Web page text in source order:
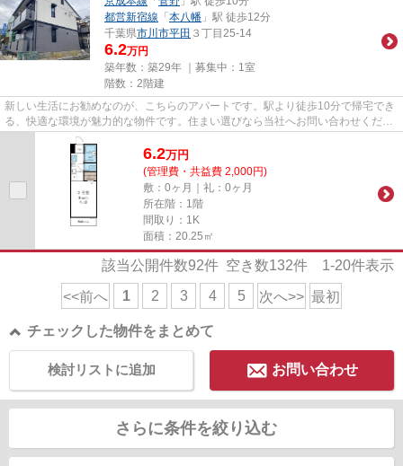
都営新宿線 「 本八幡 」駅 徒歩12分
千葉県市川市平田 ３丁目25-14
6.2万円
築年数：築29年 ｜募集中： 1室
階数：2階建
新しい生活にお勧めなのが、こちらのアパートです。駅より徒歩10分で帰宅でき
る、快適な環境が魅力的な物件です。住まい選びなら当社へお問い合わせくださ
い。市川市エリアや菅野近く...
6.2万円
(管理費・共益費 2,000円)
敷：0ヶ月｜礼：0ヶ月
所在階：1階
間取り：1K
面積：20.25㎡
該当公開件数92件 空き数132件 1-20件表示
<<前へ 1 2 3 4 5 次へ>> 最初
チェックした物件をまとめて
お問い合わせ
検討リストに追加
さらに条件を絞り込む